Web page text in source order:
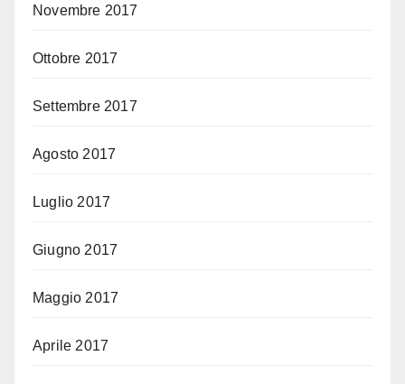
Novembre 2017
Ottobre 2017
Settembre 2017
Agosto 2017
Luglio 2017
Giugno 2017
Maggio 2017
Aprile 2017